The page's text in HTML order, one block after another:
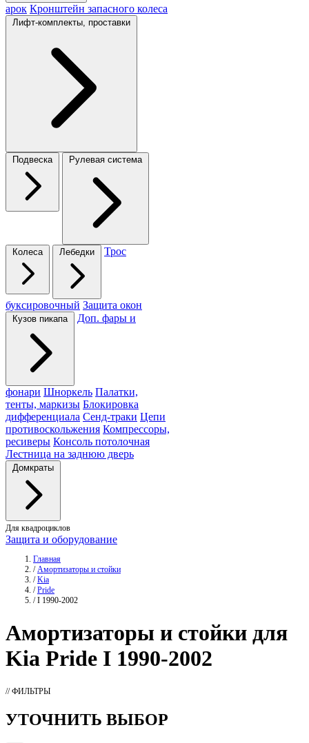
арок Кронштейн запасного колеса
Лифт-комплекты, проставки
Подвеска Рулевая система
Колеса Лебедки Трос
буксировочный Защита окон
Кузов пикапа Доп. фары и
фонари Шноркель Палатки,
тенты, маркизы Блокировка
дифференциала Сенд-траки Цепи
противоскольжения Компрессоры,
ресиверы Консоль потолочная
Лестница на заднюю дверь
Домкраты
Для квадроциклов
Защита и оборудование
Главная
/ Амортизаторы и стойки
/ Kia
/ Pride
/ I 1990-2002
Амортизаторы и стойки для
Kia Pride I 1990-2002
// ФИЛЬТРЫ
УТОЧНИТЬ ВЫБОР